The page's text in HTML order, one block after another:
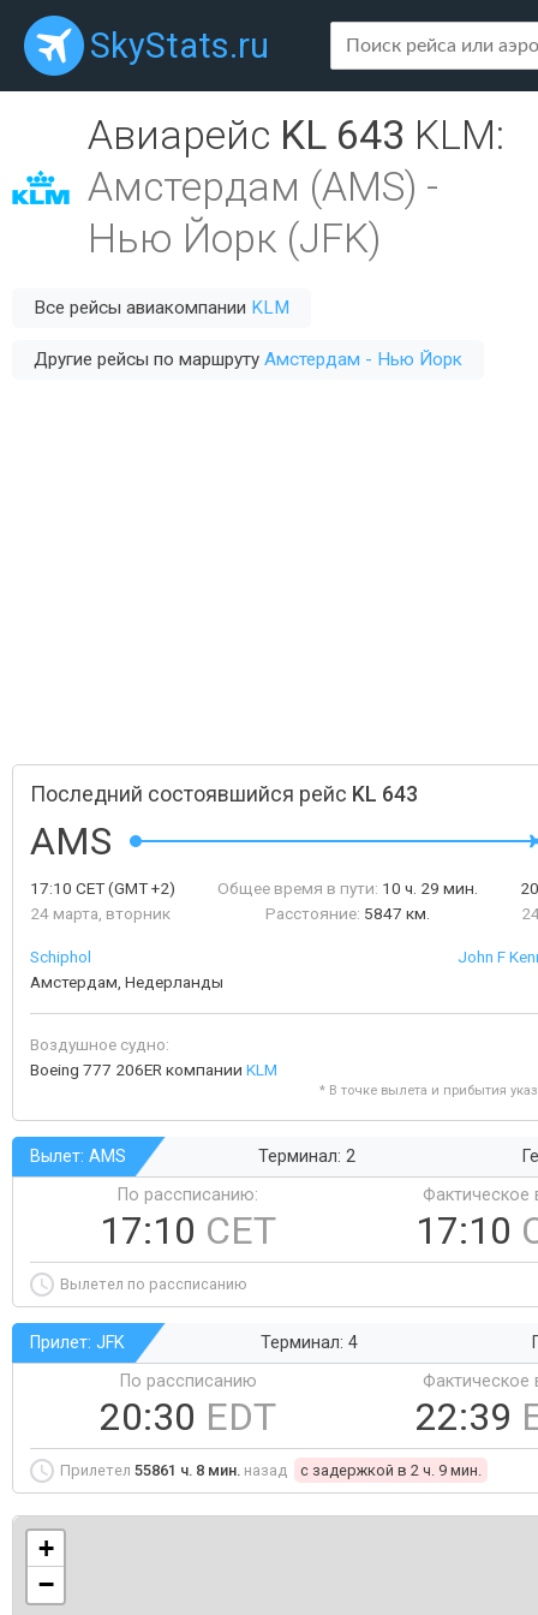
SkyStats.ru
Авиарейс KL 643 KLM:
Амстердам (AMS) -
Нью Йорк (JFK)
Все рейсы авиакомпании KLM
Другие рейсы по маршруту Амстердам - Нью Йорк
Последний состоявшийся рейс KL 643
AMS
17:10 CET(GMT +2)
24 марта, вторник
Общее время в пути: 10 ч. 29 мин.
Расстояние: 5847 км.
Schiphol
Амстердам, Недерланды
John F
Воздушное судно:
Boeing 777 206ER компании KLM
* В точке вылета и прибытия
Вылет: AMS Терминал: 2
По рассписанию:
17:10 CET
Фактическое
17:10
Вылетел по рассписанию
Прилет: JFK Терминал: 4
По рассписанию
20:30 EDT
Фактическое
22:39
Прилетел 55861 ч. 8 мин. назад c задержкой в 2 ч. 9 мин.
+
−